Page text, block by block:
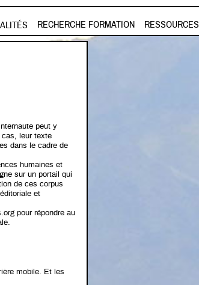
Aller au contenu principal
RECHERCHE FORMATION RESSOURCES
peut y
cas, leur texte
dans le cadre de
humaines et
sur un portail qui
de ces corpus
et
pour répondre au
mobile. Et les